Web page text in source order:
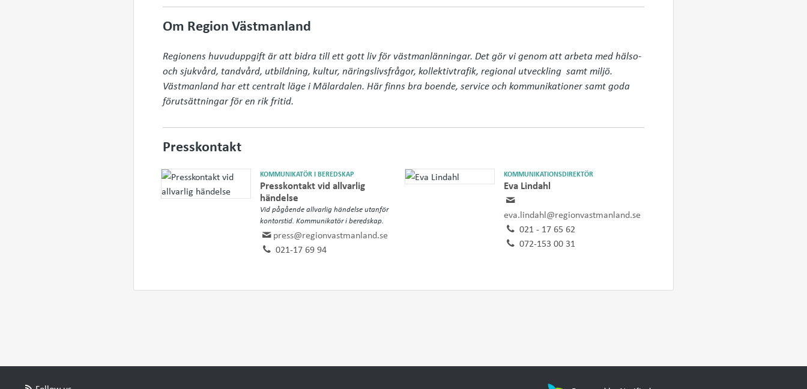
Om Region Västmanland
Regionens huvuduppgift är att bidra till ett gott liv för västmanlänningar. Det gör vi genom att arbeta med hälso-
och sjukvård, tandvård, utbildning, kultur, näringslivsfrågor, kollektivtrafik, regional utveckling  samt miljö.
Västmanland har ett centralt läge i Mälardalen. Här finns bra boende, service och kommunikationer samt goda
förutsättningar för en rik fritid.
Presskontakt
KOMMUNIKATÖR I BEREDSKAP
Presskontakt vid allvarlig
händelse
Vid pågående allvarlig händelse utanför
kontorstid. Kommunikatör i beredskap.
press@regionvastmanland.se
021-17 69 94
KOMMUNIKATIONSDIREKTÖR
Eva Lindahl
eva.lindahl@regionvastmanland.se
021 - 17 65 62
072-153 00 31